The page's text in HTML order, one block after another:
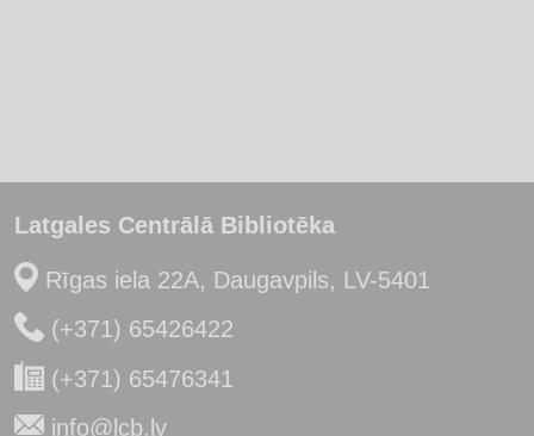
Latgales Centrālā Bibliotēka
Rīgas iela 22A, Daugavpils, LV-5401
(+371) 65426422
(+371) 65476341
info@lcb.lv